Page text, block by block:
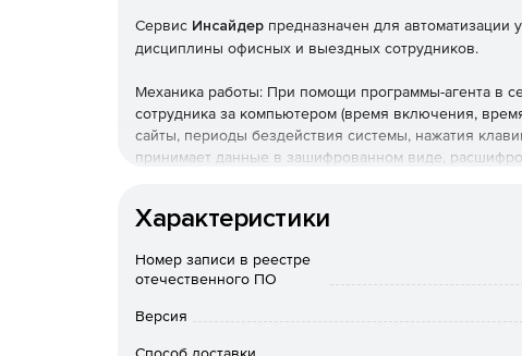
Сервис Инсайдер предназначен для автоматизации
дисциплины офисных и выездных сотрудников.
Механика работы: При помощи программы-агента в
сотрудника за компьютером (время включения,
сайты, периоды бездействия системы, нажатия
принимает данные в зашифрованном виде,
Функциональные возможности
Скриншоты экранов
Контроль программ и сайтов
Характеристики
Номер записи в реестре
отечественного ПО
Версия